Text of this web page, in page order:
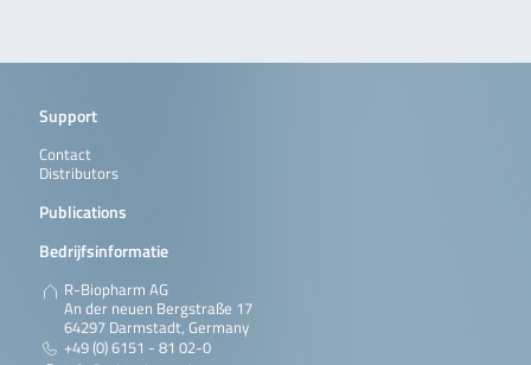
Support
Contact
Distributors
Publications
Bedrijfsinformatie
R-Biopharm AG
An der neuen Bergstraße 17
64297 Darmstadt, Germany
+49 (0) 6151 - 81 02-0